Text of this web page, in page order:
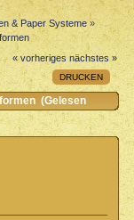
& Paper Systeme »
« vorheriges nächstes »
DRUCKEN
(Gelesen